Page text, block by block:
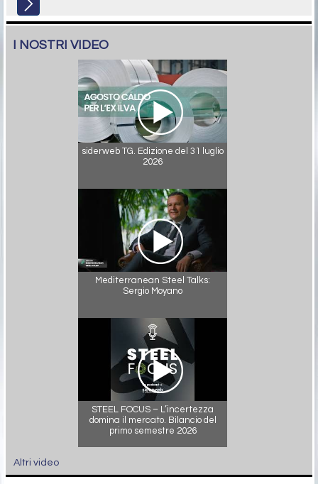
I NOSTRI VIDEO
siderweb TG. Edizione del 31 luglio
2026
Mediterranean Steel Talks:
Sergio Moyano
STEEL FOCUS – L’incertezza
domina il mercato. Bilancio del
primo semestre 2026
Altri video